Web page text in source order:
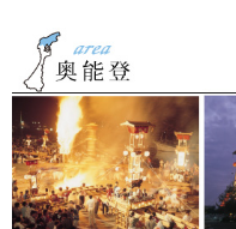
反射
小さくても夜間車のヘ
ます。
暗闇の中で車のヘッド